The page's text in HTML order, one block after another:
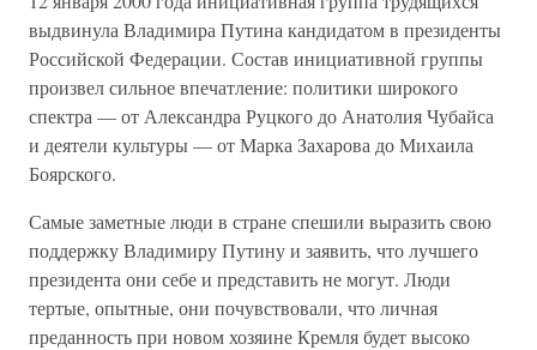
выдвинула Владимира Путина кандидатом в президенты
Российской Федерации. Состав инициативной группы
произвел сильное впечатление: политики широкого
спектра — от Александра Руцкого до Анатолия Чубайса
и деятели культуры — от Марка Захарова до Михаила
Боярского.
Самые заметные люди в стране спешили выразить свою
поддержку Владимиру Путину и заявить, что лучшего
президента они себе и представить не могут. Люди
тертые, опытные, они почувствовали, что личная
преданность при новом хозяине Кремля будет высоко